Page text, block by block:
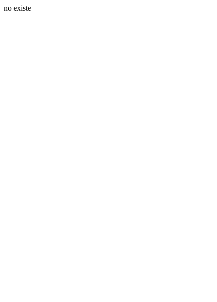
no existe